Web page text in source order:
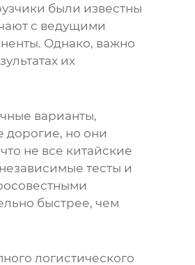
были известны
с ведущими
Однако, важно
их
варианты,
дорогие, но они
не все китайские
тесты и
быстрее, чем
логистического